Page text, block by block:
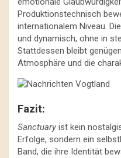
Produktionstechnisch
internationalem Niveau.
und dynamisch, ohne in
Stattdessen bleibt
Atmosphäre und die
Fazit:
Sanctuary ist kein
Erfolge, sondern ein
Band, die ihre Identität